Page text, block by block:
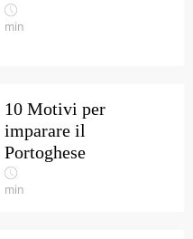
min
10 Motivi per
imparare il
Portoghese
min